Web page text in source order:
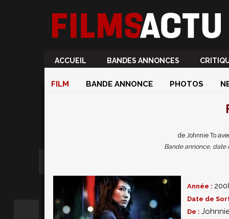
ACCUEIL BANDES ANNONCES
FILM BANDE ANNONCE PHOTOS
de Johnnie To
Bande annonce, date
Année :
Date de
De :